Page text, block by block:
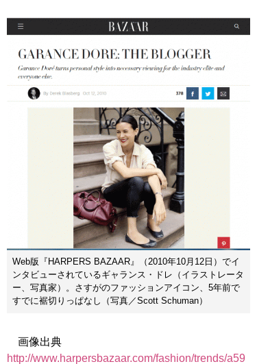
Web版『HARPERS BAZAAR』（2010年10月12日）でイ
ンタビューされているギャランス・ドレ（イラストレータ
ー、写真家）。さすがのファッションアイコン、5年前で
すでに裾切りっぱなし（写真／Scott Schuman）
画像出典
http://www.harpersbazaar.com/fashion/trends/a59